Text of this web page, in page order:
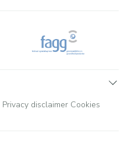
Privacy disclaimer Cookies